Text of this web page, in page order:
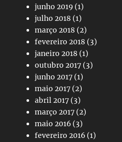
junho 2019 (1)
julho 2018 (1)
março 2018 (2)
fevereiro 2018 (3)
janeiro 2018 (1)
outubro 2017 (3)
junho 2017 (1)
maio 2017 (2)
abril 2017 (3)
março 2017 (2)
maio 2016 (3)
fevereiro 2016 (1)